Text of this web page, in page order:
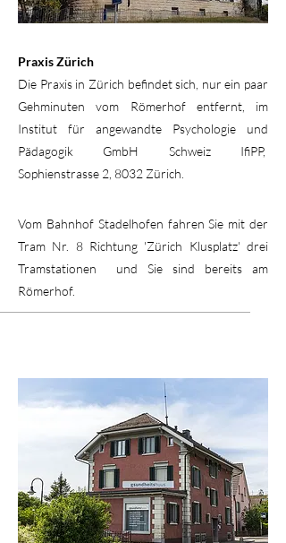
Praxis Zürich
Die Praxis in Zürich befindet sich, nur ein paar
Gehminuten vom Römerhof entfernt, im
Institut für angewandte Psychologie und
Pädagogik GmbH Schweiz IfiPP,
Sophienstrasse 2, 8032 Zürich.
Vom Bahnhof Stadelhofen fahren Sie mit der
Tram Nr. 8 Richtung 'Zürich Klusplatz' drei
Tramstationen und Sie sind bereits am
Römerhof.